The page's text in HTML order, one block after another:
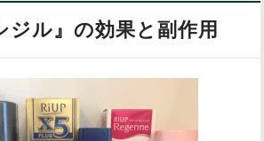
ジル』の効果と副作用